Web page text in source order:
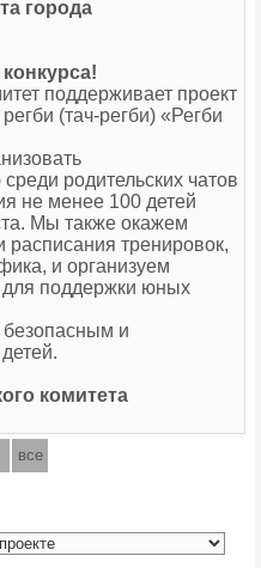
города
поддерживает проект
(тач-регби) «Регби
родительских чатов
не менее 100 детей
Мы также окажем
тренировок,
и организуем
поддержки юных
безопасным и
комитета
все